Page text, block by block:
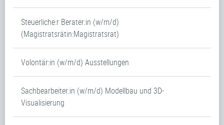
Steuerliche:r Berater:in (w/m/d)
(Magistratsrätin:Magistratsrat)
Volontär:in (w/m/d) Ausstellungen
Sachbearbeiter:in (w/m/d) Modellbau und 3D-
Visualisierung